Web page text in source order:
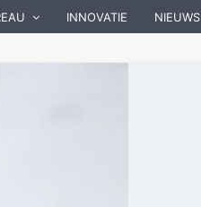
INNOVATIE NIEUWS